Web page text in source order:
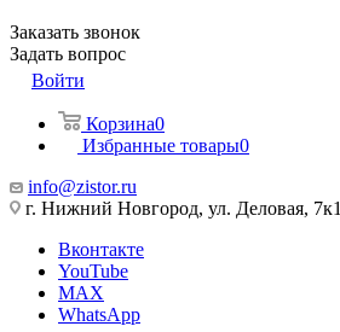
Заказать звонок
Задать вопрос
Войти
Корзина0
Избранные товары0
info@zistor.ru
г. Нижний Новгород, ул. Деловая, 7к1
Вконтакте
YouTube
MAX
WhatsApp